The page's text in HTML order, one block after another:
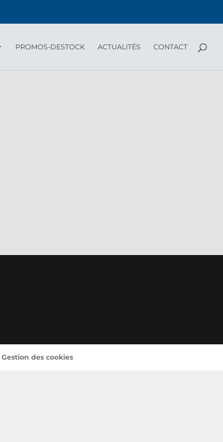
PROMOS-DESTOCK ACTUALITÉS CONTACT
des cookies